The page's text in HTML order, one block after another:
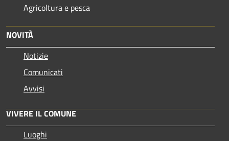
Agricoltura e pesca
NOVITÀ
Notizie
Comunicati
Avvisi
VIVERE IL COMUNE
Luoghi